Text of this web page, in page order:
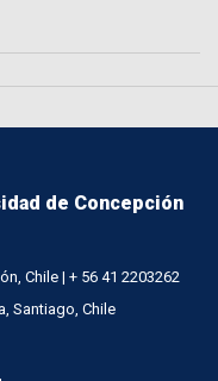
de Concepción
Chile | + 56 41 2203262
Santiago, Chile